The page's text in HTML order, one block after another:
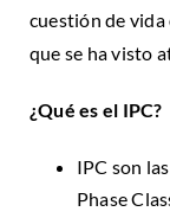
cuestión de
que se ha visto
¿Qué es el IPC?
IPC son
Phase